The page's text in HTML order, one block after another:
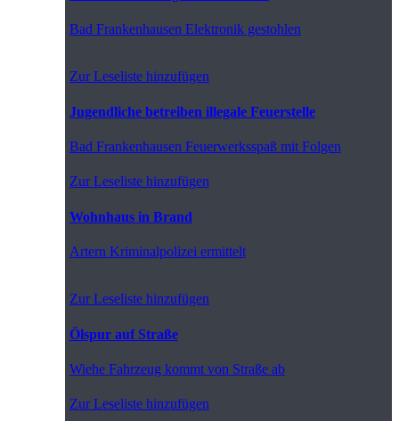
Bad Frankenhausen Elektronik gestohlen
Zur Leseliste hinzufügen
Jugendliche betreiben illegale Feuerstelle
Bad Frankenhausen Feuerwerksspaß mit Folgen
Zur Leseliste hinzufügen
Wohnhaus in Brand
Artern Kriminalpolizei ermittelt
Zur Leseliste hinzufügen
Ölspur auf Straße
WieheFahrzeug kommt von Straße ab
Zur Leseliste hinzufügen